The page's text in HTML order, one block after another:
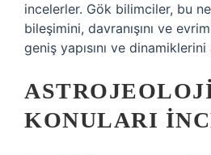
incelerler. Gök bilimciler, bu
bileşimini, davranışını ve
geniş yapısını ve dinamiklerini
KONULARI